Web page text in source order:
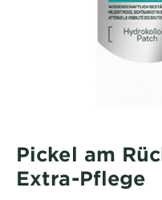
Pickel am
Extra-Pflege